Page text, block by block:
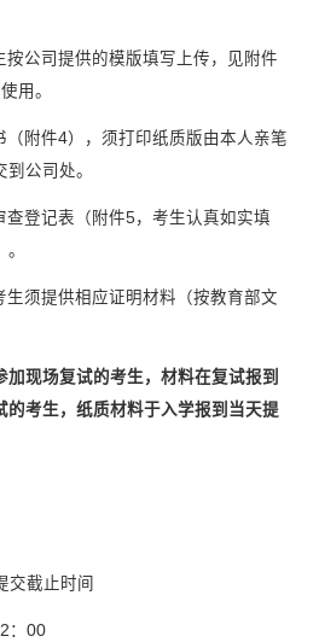
按公司提供的模版填写上传，见附件
用。
（附件4），须打印纸质版由本人亲笔
公司处。
查登记表（附件5，考生认真如实填
生须提供相应证明材料（按教育部文
加现场复试的考生，材料在复试报到
的考生，纸质材料于入学报到当天提
交截止时间
：00